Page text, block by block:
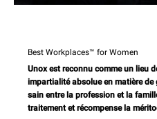
Best Workplaces™ for Women
Unox est reconnu comme un lieu
impartialité absolue en matière
sain entre la profession et la
traitement et récompense la